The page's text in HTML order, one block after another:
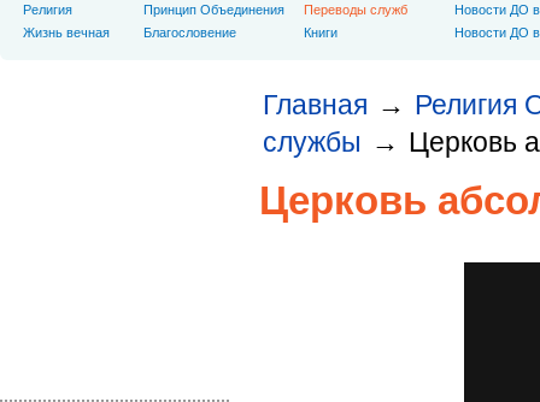
Главная → Религия
службы → Церковь
Церковь
Религия
Жизнь вечная
Принцип Объединения
Благословение
Переводы служб
Книги
Новости ДО
Новости ДО